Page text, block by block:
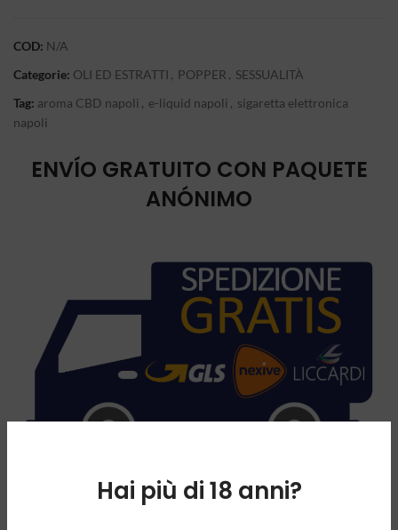
Hai più di 18 anni?
COD: N/A
Categorie: OLI ED ESTRATTI , POPPER , SESSUALITÀ
Tag: aroma CBD napoli , e-liquid napoli , sigaretta elettronica
napoli
ENVÍO GRATUITO CON PAQUETE
ANÓNIMO